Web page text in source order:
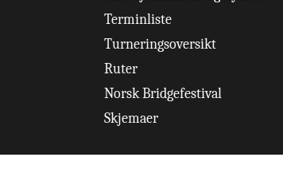
Terminliste
Turneringsoversikt
Ruter
Norsk Bridgefestival
Skjemaer